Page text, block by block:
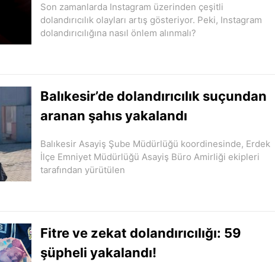
Son zamanlarda Instagram üzerinden çeşitli
dolandırıcılık olayları artış gösteriyor. Peki, Instagram
dolandırıcılığına nasıl önlem alınmalı?
Balıkesir’de dolandırıcılık suçundan
aranan şahıs yakalandı
Balıkesir Asayiş Şube Müdürlüğü koordinesinde, Erdek
İlçe Emniyet Müdürlüğü Asayiş Büro Amirliği ekipleri
tarafından yürütülen
Fitre ve zekat dolandırıcılığı: 59
şüpheli yakalandı!